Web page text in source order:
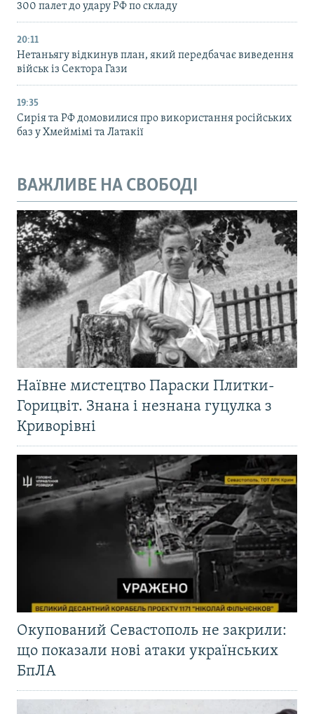
300 палет до удару РФ по складу
20:11
Нетаньягу відкинув план, який передбачає виведення
військ із Сектора Гази
19:35
Сирія та РФ домовилися про використання російських
баз у Хмеймімі та Латакії
ВАЖЛИВЕ НА СВОБОДІ
Наївне мистецтво Параски Плитки-
Горицвіт. Знана і незнана гуцулка з
Криворівні
Окупований Севастополь не закрили:
що показали нові атаки українських
БпЛА